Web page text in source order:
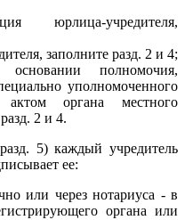
юрлица-учредителя,
заполните разд. 2 и 4;
полномочия,
уполномоченного
органа местного
2 и 4.
5) каждый учредитель
ее:
или через нотариуса - в
органа или